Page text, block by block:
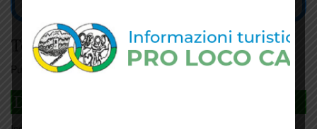
Tesseramento
Puoi tesserarti onlinecliccando qui
DAGLI L'ANDA